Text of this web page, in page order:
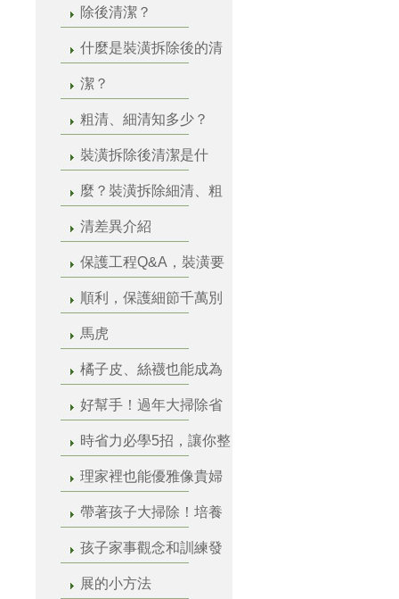
除後清潔？
什麼是裝潢拆除後的清
潔？
粗清、細清知多少？
裝潢拆除後清潔是什
麼？裝潢拆除細清、粗
清差異介紹
保護工程Q&A，裝潢要
順利，保護細節千萬別
馬虎
橘子皮、絲襪也能成為
好幫手！過年大掃除省
時省力必學5招，讓你整
理家裡也能優雅像貴婦
帶著孩子大掃除！培養
孩子家事觀念和訓練發
展的小方法